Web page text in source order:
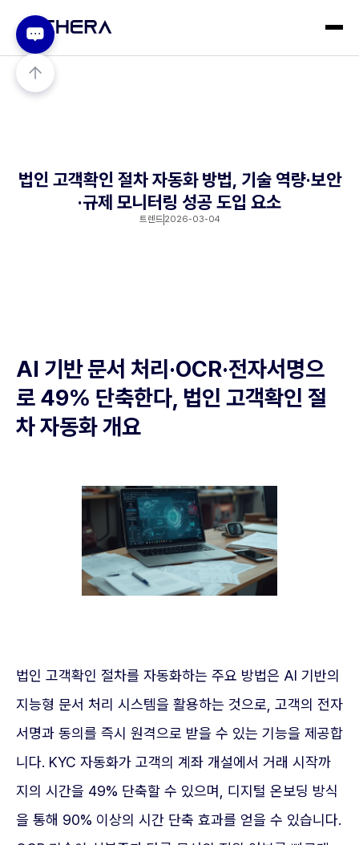
법인 고객확인 절차 자동화 방법, 기술 역량·보안
·규제 모니터링 성공 도입 요소
트렌드 2026-03-04
AI 기반 문서 처리·OCR·전자서명으
로 49% 단축한다, 법인 고객확인 절
차 자동화 개요
법인 고객확인 절차를 자동화하는 주요 방법은 AI 기반의
지능형 문서 처리 시스템을 활용하는 것으로, 고객의 전자
서명과 동의를 즉시 원격으로 받을 수 있는 기능을 제공합
니다. KYC 자동화가 고객의 계좌 개설에서 거래 시작까
지의 시간을 49% 단축할 수 있으며, 디지털 온보딩 방식
을 통해 90% 이상의 시간 단축 효과를 얻을 수 있습니다.